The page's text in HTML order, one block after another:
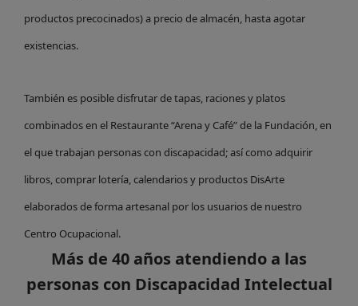
productos precocinados) a precio de almacén, hasta agotar
existencias.
También es posible disfrutar de tapas, raciones y platos
combinados en el Restaurante “Arena y Café” de la Fundación, en
el que trabajan personas con discapacidad; así como adquirir
libros, comprar lotería, calendarios y productos DisArte
elaborados de forma artesanal por los usuarios de nuestro
Centro Ocupacional.
Más de 40 años atendiendo a las
personas con Discapacidad Intelectual